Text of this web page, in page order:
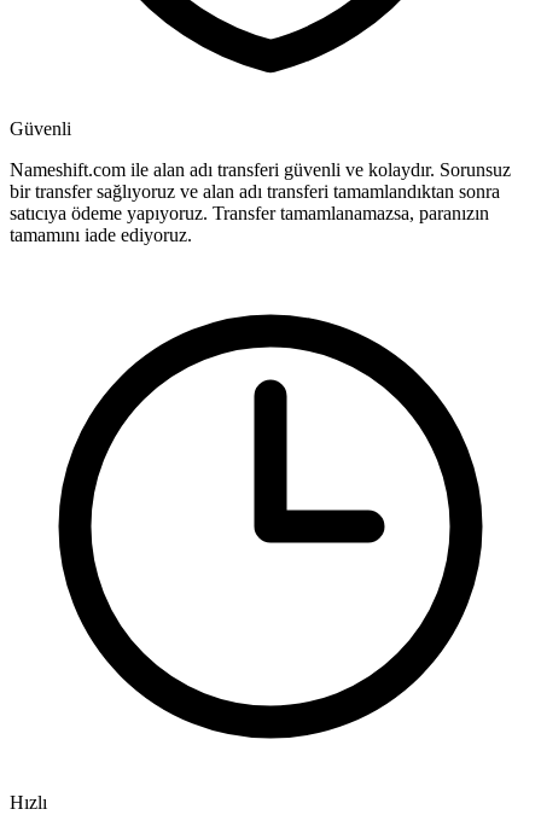
Güvenli
Nameshift.com ile alan adı transferi güvenli ve kolaydır. Sorunsuz
bir transfer sağlıyoruz ve alan adı transferi tamamlandıktan sonra
satıcıya ödeme yapıyoruz. Transfer tamamlanamazsa, paranızın
tamamını iade ediyoruz.
Hızlı